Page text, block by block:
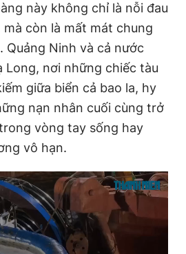
này không chỉ là nỗi đau
còn là mất mát chung
Quảng Ninh và cả nước
Long, nơi những chiếc tàu
giữa biển cả bao la, hy
nạn nhân cuối cùng trở
vòng tay sống hay
vô hạn.